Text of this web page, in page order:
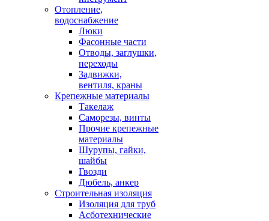
Отопление,
водоснабжение
Люки
Фасонные части
Отводы, заглушки,
переходы
Задвижки,
вентиля, краны
Крепежные материалы
Такелаж
Саморезы, винты
Прочие крепежные
материалы
Шурупы, гайки,
шайбы
Гвозди
Дюбель, анкер
Строительная изоляция
Изоляция для труб
Асботехнические